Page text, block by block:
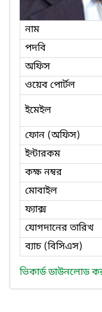
নাম
পদবি
অফিস
ওয়েব পোর্টল
ইমেইল
ফোন (অফিস)
ইন্টারকম
কক্ষ নম্বর
মোবাইল
ফ্যাক্স
যোগদানের তারিখ
ব্যাচ (বিসিএস)
ভিকার্ড ডাউনলোড